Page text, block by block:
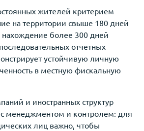
жителей критерием
на территории свыше 180 дней
более 300 дней
отчетных
устойчивую личную
в местную фискальную
и иностранных структур
с менеджментом и контролем: для
лиц важно, чтобы